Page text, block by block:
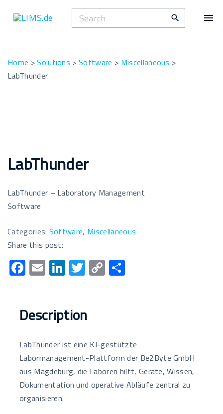
e
Home >Solutions >Software > Miscellaneous >
LabThunder
LabThunder
LabThunder – Laboratory Management
Software
Categories: Software, Miscellaneous
Share this post:
F
ac
b
o
k
E
m
Li
n
e
n
T
wi
er
C
o
n
k
Description
LabThunder ist eine KI-gestützte
Labormanagement-Plattform der Be2Byte GmbH
aus Magdeburg, die Laboren hilft, Geräte, Wissen,
Dokumentation und operative Abläufe zentral zu
organisieren.